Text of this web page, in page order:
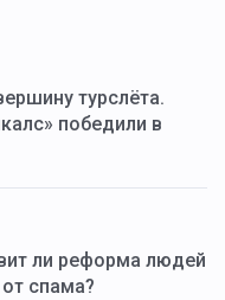
турслёта.
победили в
ли реформа людей
спама?